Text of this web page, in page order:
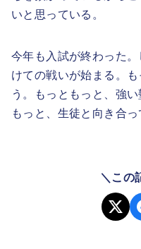
いと思っている。
今年も入試が終わった
けての戦いが始まる。
う。もっともっと、強
もっと、生徒と向き合っ
＼この